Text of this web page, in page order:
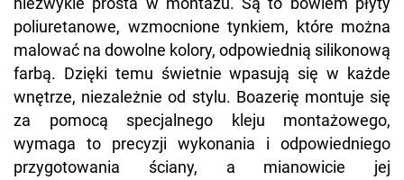
poliuretanowe, wzmocnione tynkiem, które można
malować na dowolne kolory, odpowiednią silikonową
farbą. Dzięki temu świetnie wpasują się w każde
wnętrze, niezależnie od stylu. Boazerię montuje się
za pomocą specjalnego kleju montażowego,
wymaga to precyzji wykonania i odpowiedniego
przygotowania ściany, a mianowicie jej